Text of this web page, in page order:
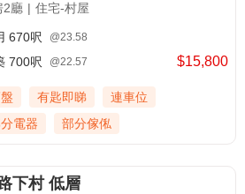
2廳 | 住宅-村屋
$15,800
670呎 @23.58
700呎 @22.57
有匙即睇
連車位
電器
部分傢俬
下村 低層